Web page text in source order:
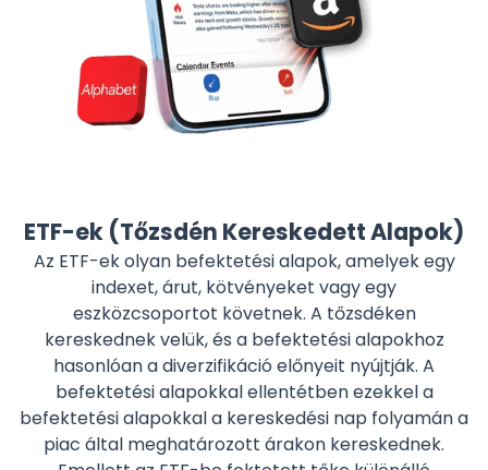
ETF-ek (Tőzsdén Kereskedett Alapok)
Az ETF-ek olyan befektetési alapok, amelyek egy
indexet, árut, kötvényeket vagy egy
eszközcsoportot követnek. A tőzsdéken
kereskednek velük, és a befektetési alapokhoz
hasonlóan a diverzifikáció előnyeit nyújtják. A
befektetési alapokkal ellentétben ezekkel a
befektetési alapokkal a kereskedési nap folyamán a
piac által meghatározott árakon kereskednek.